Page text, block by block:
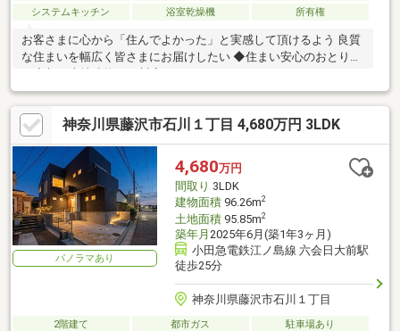
システムキッチン
浴室乾燥機 所有権
お客さまに心から「住んでよかった」と実感して頂けるよう 良質
な住まいを幅広く皆さまにお届けしたい ◆住まい安心のおとりつ
神奈川県藤沢市石川１丁目 4,680万円 3LDK
パノラマあり
4,680万円
間取り 3LDK
建物面積96.26m2
土地面積95.85m2
築年月 2025年6月(築1年3ヶ月)
小田急電鉄江ノ島線 六会日大前駅
徒歩25分
神奈川県藤沢市石川１丁目
2階建て 都市ガス
駐車場あり